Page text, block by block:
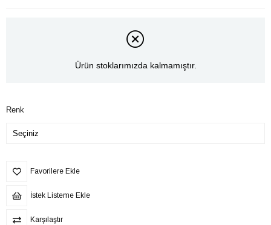
Ürün stoklarımızda kalmamıştır.
Renk
Favorilere Ekle
İstek Listeme Ekle
Karşılaştır